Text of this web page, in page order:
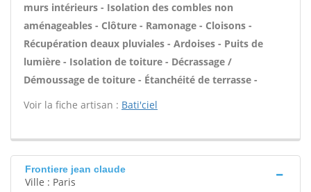
murs intérieurs - Isolation des combles non
aménageables - Clôture - Ramonage - Cloisons -
Récupération deaux pluviales - Ardoises - Puits de
lumière - Isolation de toiture - Décrassage /
Démoussage de toiture - Étanchéité de terrasse -
Voir la fiche artisan : Bati'ciel
Frontiere jean claude
Ville : Paris